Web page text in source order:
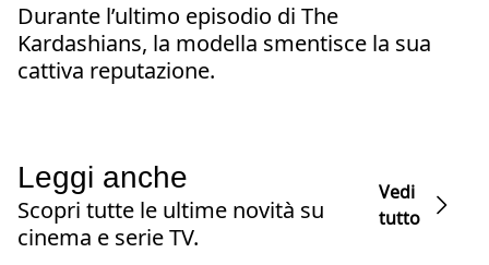
Durante l’ultimo episodio di The
Kardashians, la modella smentisce la sua
cattiva reputazione.
Leggi anche
Scopri tutte le ultime novità su
cinema e serie TV.
Vedi
tutto